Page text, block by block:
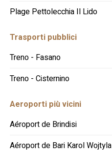
Plage Pettolecchia Il Lido
Trasporti pubblici
Treno - Fasano
Treno - Cisternino
Aeroporti più vicini
Aéroport de Brindisi
Aéroport de Bari Karol Wojtyla